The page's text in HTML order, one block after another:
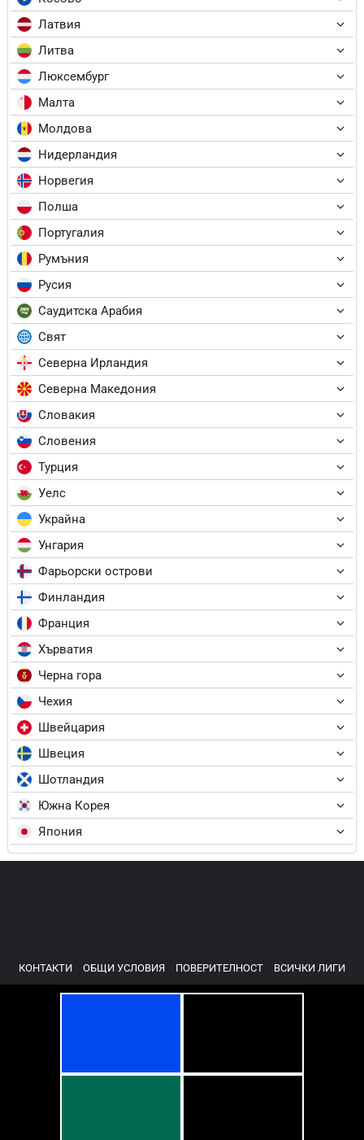
Латвия
Литва
Люксембург
Малта
Молдова
Нидерландия
Норвегия
Полша
Португалия
Румъния
Русия
Саудитска Арабия
Свят
Северна Ирландия
Северна Македония
Словакия
Словения
Турция
Уелс
Украйна
Унгария
Фарьорски острови
Финландия
Франция
Хърватия
Черна гора
Чехия
Швейцария
Швеция
Шотландия
Южна Корея
Япония
КОНТАКТИ ОБЩИ УСЛОВИЯ ПОВЕРИТЕЛНОСТ ВСИЧКИ ЛИГИ